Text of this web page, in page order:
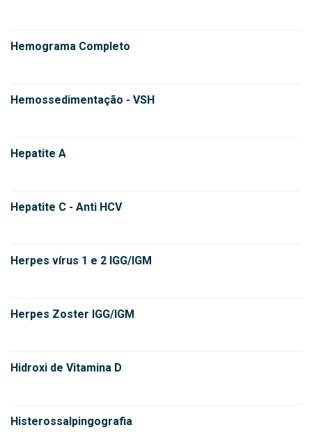
Hemograma Completo
Hemossedimentação - VSH
Hepatite A
Hepatite C - Anti HCV
Herpes vírus 1 e 2 IGG/IGM
Herpes Zoster IGG/IGM
Hidroxi de Vitamina D
Histerossalpingografia